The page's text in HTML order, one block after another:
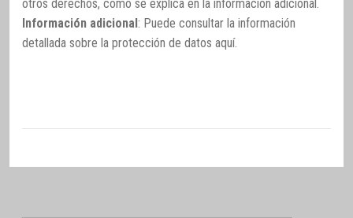
otros derechos, como se explica en la información adicional.
Información adicional : Puede consultar la información
detallada sobre la protección de datos aquí.